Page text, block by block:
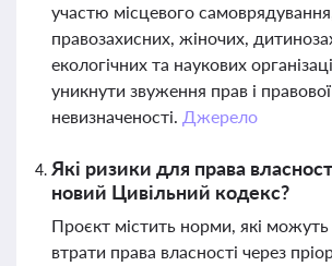
участю місцевого
правозахисних, жіночих,
екологічних та наукових
уникнути звуження прав і правової
невизначеності. Джерело
Які ризики для права
новий Цивільний кодекс?
Проєкт містить норми, які
втрати права власності через